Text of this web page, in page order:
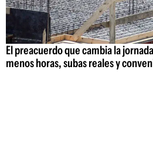
El preacuerdo que cambia la
menos horas, subas reales y